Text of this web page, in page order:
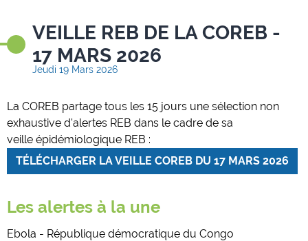
VEILLE REB DE LA COREB -
17 MARS 2026
Jeudi 19 Mars 2026
La COREB partage tous les 15 jours une sélection non
exhaustive d'alertes REB dans le cadre de sa
veille épidémiologique REB :
TÉLÉCHARGER LA VEILLE COREB DU 17 MARS 2026
Les alertes à la une
Ebola - République démocratique du Congo